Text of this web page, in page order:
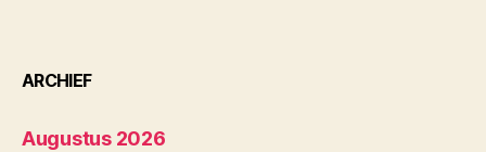
ARCHIEF
Augustus 2026